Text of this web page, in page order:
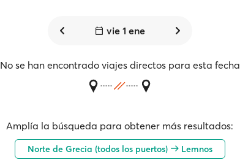
vie 1 ene
No se han encontrado viajes directos para esta fecha
Amplía la búsqueda para obtener más resultados:
Norte de Grecia (todos los puertos) Lemnos